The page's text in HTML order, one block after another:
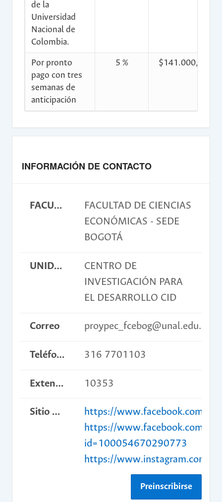
de la
Universidad
Nacional de
Colombia.
Por pronto
pago con tres
semanas de
anticipación
5 % $141.000,00
INFORMACIÓN DE CONTACTO
FACULTAD
FACULTAD DE CIENCIAS
ECONÓMICAS - SEDE
BOGOTÁ
UNIDAD ACADÉMICA BÁSICA
CENTRO DE
INVESTIGACIÓN PARA
EL DESARROLLO CID
Correo proypec_fcebog@unal.edu.co
Teléfono 316 7701103
Extensión 10353
Sitio web del curso
https://www.facebook.com/
https://www.facebook.com/
id=100054670290773
https://www.instagram.com/
Preinscribirse